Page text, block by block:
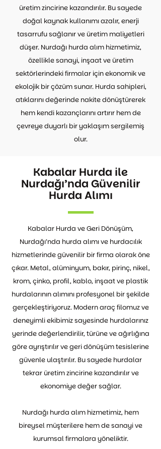
üretim zincirine kazandırılır. Bu sayede
doğal kaynak kullanımı azalır, enerji
tasarrufu sağlanır ve üretim maliyetleri
düşer. Nurdağı hurda alım hizmetimiz,
özellikle sanayi, inşaat ve üretim
sektörlerindeki firmalar için ekonomik ve
ekolojik bir çözüm sunar. Hurda sahipleri,
atıklarını değerinde nakite dönüştürerek
hem kendi kazançlarını artırır hem de
çevreye duyarlı bir yaklaşım sergilemiş
olur.
Kabalar Hurda ile
Nurdağı’nda Güvenilir
Hurda Alımı
Kabalar Hurda ve Geri Dönüşüm,
Nurdağı’nda hurda alımı ve hurdacılık
hizmetlerinde güvenilir bir firma olarak öne
çıkar. Metal, alüminyum, bakır, pirinç, nikel,
krom, çinko, profil, kablo, inşaat ve plastik
hurdalarının alımını profesyonel bir şekilde
gerçekleştiriyoruz. Modern araç filomuz ve
deneyimli ekibimiz sayesinde hurdalarınız
yerinde değerlendirilir, türüne ve ağırlığına
göre ayrıştırılır ve geri dönüşüm tesislerine
güvenle ulaştırılır. Bu sayede hurdalar
tekrar üretim zincirine kazandırılır ve
ekonomiye değer sağlar.
Nurdağı hurda alım hizmetimiz, hem
bireysel müşterilere hem de sanayi ve
kurumsal firmalara yöneliktir.